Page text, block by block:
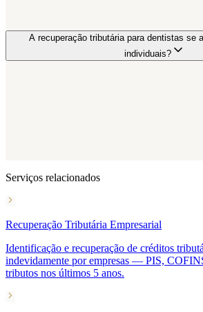
A recuperação tributária para dentistas se
individuais?
Serviços relacionados
Recuperação Tributária Empresarial
Identificação e recuperação de créditos
indevidamente por empresas — PIS,
tributos nos últimos 5 anos.